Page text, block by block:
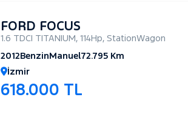
FORD FOCUS
1.6 TDCI TITANIUM, 114Hp, StationWagon
2012BenzinManuel72.795 Km
İzmir
618.000 TL